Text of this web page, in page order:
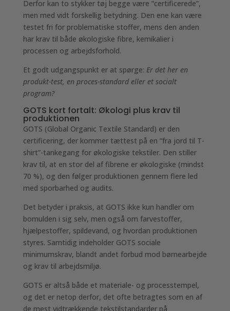
Derfor kan to stykker tøj begge være “certificerede”,
men med vidt forskellig betydning. Den ene kan være
testet fri for problematiske stoffer, mens den anden
har krav til både økologiske fibre, kemikalier i
processen og arbejdsforhold.
Et godt udgangspunkt er at spørge: Er det her en
produkt-test, en proces-standard eller et socialt
program?
GOTS kort fortalt: Økologi plus krav til
produktionen
GOTS (Global Organic Textile Standard) er den
certificering, der kommer tættest på en “fra jord til T-
shirt”-tankegang for økologiske tekstiler. Den stiller
krav til, at en stor del af fibrene er økologiske (mindst
70 %), og den følger produktionen gennem flere led
med sporbarhed og audits.
Det betyder i praksis, at GOTS ikke kun handler om
bomulden i sig selv, men også om farvestoffer,
hjælpestoffer, spildevand, og hvordan produktionen
styres. Samtidig indeholder GOTS sociale
minimumskrav, blandt andet forbud mod børnearbejde
og krav til arbejdsmiljø.
GOTS er altså både et materiale- og processtempel,
og det er netop derfor, det ofte betragtes som en af
de mest vidtrækkende tekstilstandarder på